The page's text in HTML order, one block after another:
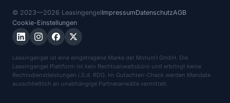
© 2023—2026 LeasingengelImpressumDatenschutzAGB
Cookie-Einstellungen
Leasingengel ist eine eingetragene Marke der Motum1 GmbH. Die
Leasingengel Plattform ist kein Rechtsanwaltsbüro und erbringt keine
Rechtsdienstleistungen i.S.d. RDG. Im Gutachten-Check werden Mandate
ausschließlich an unabhängige Partneranwälte vermittelt.